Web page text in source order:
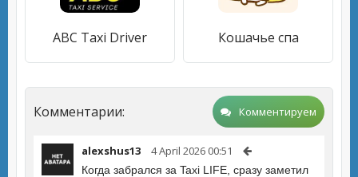
ABC Taxi Driver Кошачье спа
Комментарии: Комментируем
alexshus13 4 April 2026 00:51
Когда забрался за Taxi LIFE, сразу заметил